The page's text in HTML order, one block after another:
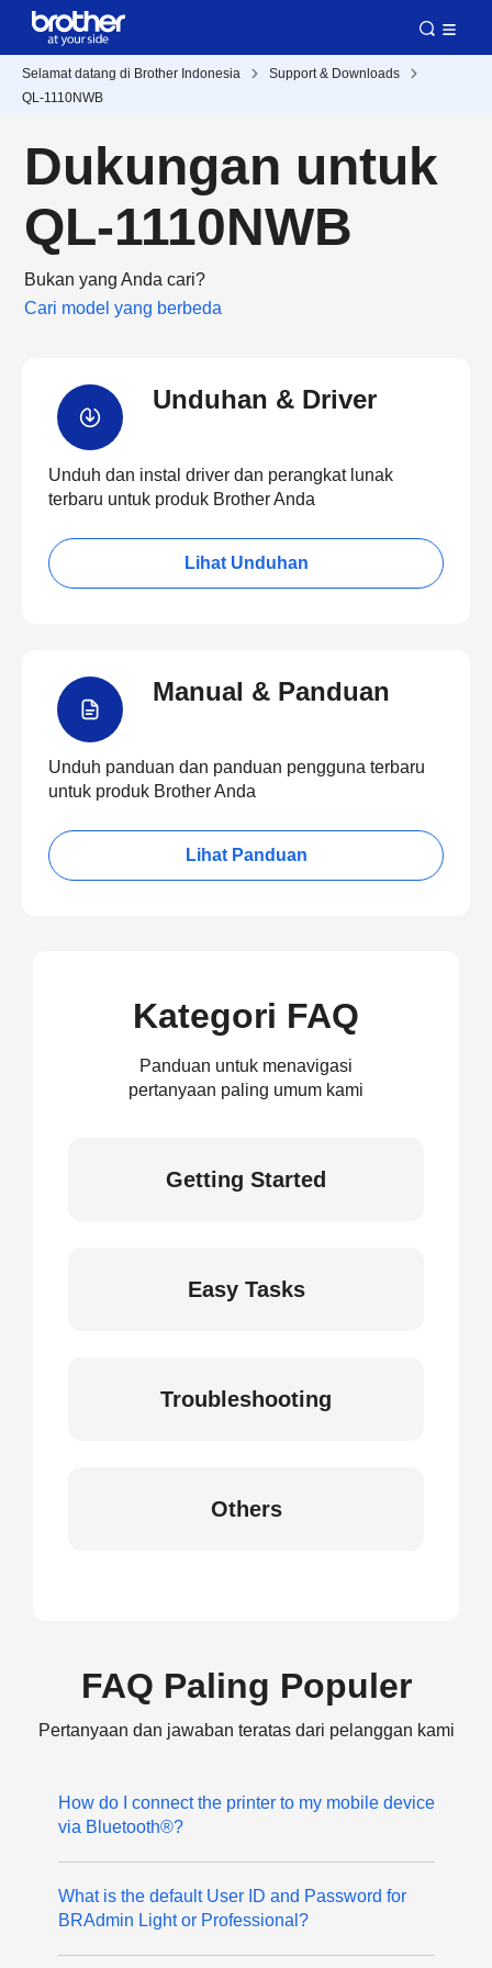
Selamat datang di Brother Indonesia
Support & Downloads
QL-1110NWB
Dukungan untuk
QL-1110NWB
Bukan yang Anda cari?
Cari model yang berbeda
Unduhan & Driver
Unduh dan instal driver dan perangkat lunak
terbaru untuk produk Brother Anda
Lihat Unduhan
Manual & Panduan
Unduh panduan dan panduan pengguna terbaru
untuk produk Brother Anda
Lihat Panduan
Kategori FAQ
Panduan untuk menavigasi
pertanyaan paling umum kami
Getting Started
Easy Tasks
Troubleshooting
Others
FAQ Paling Populer
Pertanyaan dan jawaban teratas dari pelanggan kami
How do I connect the printer to my mobile device
via Bluetooth®?
What is the default User ID and Password for
BRAdmin Light or Professional?